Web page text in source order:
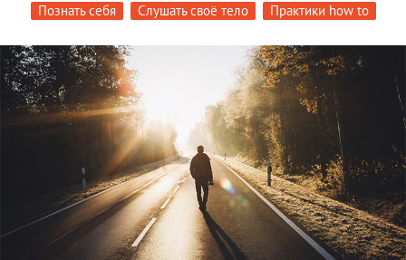
Познать себя Слушать своё тело Практики how to